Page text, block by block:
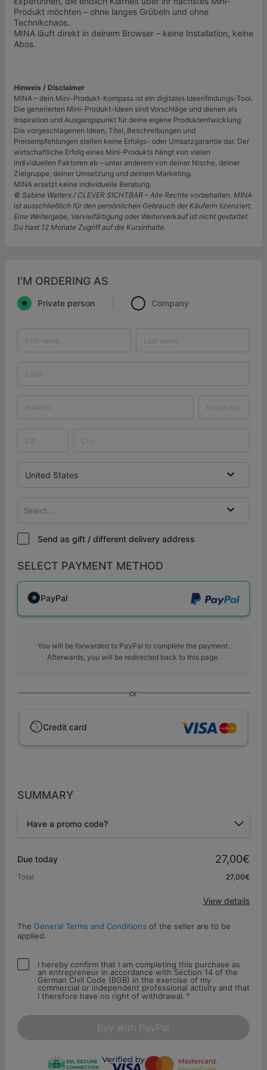
Produkt möchten – ohne langes Grübeln und ohne
Technikchaos.
MINA läuft direkt in deinem Browser – keine Installation, keine
Abos.
Hinweis / Disclaimer
MINA – dein Mini-Produkt-Kompass ist ein digitales Ideenfindungs-Tool.
Die generierten Mini-Produkt-Ideen sind Vorschläge und dienen als
Inspiration und Ausgangspunkt für deine eigene Produktentwicklung.
Die vorgeschlagenen Ideen, Titel, Beschreibungen und
Preisempfehlungen stellen keine Erfolgs- oder Umsatzgarantie dar. Der
wirtschaftliche Erfolg eines Mini-Produkts hängt von vielen
individuellen Faktoren ab – unter anderem von deiner Nische, deiner
Zielgruppe, deiner Umsetzung und deinem Marketing.
MINA ersetzt keine individuelle Beratung.
© Sabine Walters / CLEVER SICHTBAR – Alle Rechte vorbehalten. MINA
ist ausschließlich für den persönlichen Gebrauch der Käuferin lizenziert.
Eine Weitergabe, Vervielfältigung oder Weiterverkauf ist nicht gestattet.
Du hast 12 Monate Zugriff auf die Kursinhalte.
I'M ORDERING AS
Private person Company
United States
Select...
Send as gift / different delivery address
SELECT PAYMENT METHOD
PayPal
You will be forwarded to PayPal to complete the payment.
Afterwards, you will be redirected back to this page.
or
Credit card
SUMMARY
Have a promo code?
Due today 27,00€
Total 27,00€
View details
The General Terms and Conditions of the seller are to be
applied.
I hereby confirm that I am completing this purchase as
an entrepreneur in accordance with Section 14 of the
German Civil Code (BGB) in the exercise of my
commercial or independent professional activity and that
I therefore have no right of withdrawal. *
Buy with PayPal